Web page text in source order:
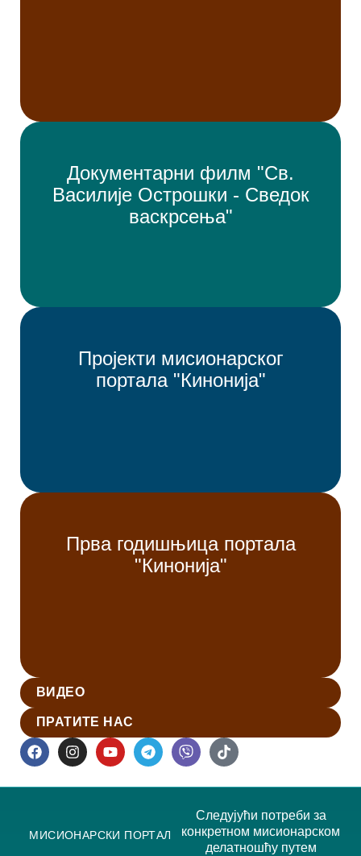
Документарни филм "Св.
Василије Острошки - Сведок
васкрсења"
Пројекти мисионарског
портала "Кинонија"
Прва годишњица портала
"Кинонија"
ВИДЕО
ПРАТИТЕ НАС
МИСИОНАРСКИ ПОРТАЛ
Следујући потреби за
конкретном мисионарском
делатношћу путем